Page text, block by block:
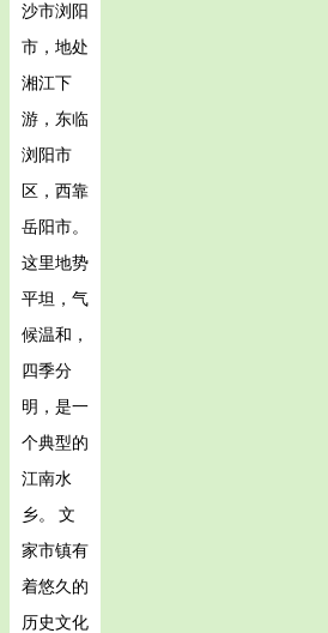
州
沙市浏阳
市，地处
湘江下
游，东临
浏阳市
区，西靠
岳阳市。
这里地势
平坦，气
候温和，
四季分
明，是一
个典型的
江南水
乡。 文
家市镇有
着悠久的
历史文化